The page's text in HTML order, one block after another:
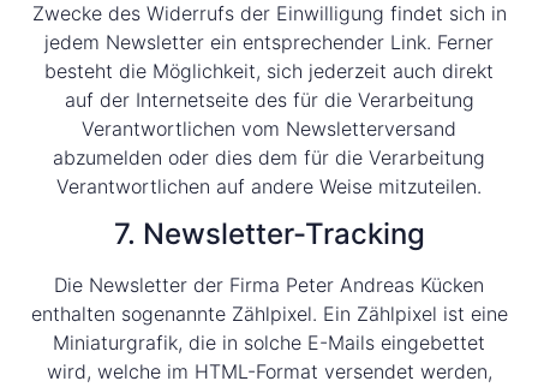
Zwecke des Widerrufs der Einwilligung findet sich in
jedem Newsletter ein entsprechender Link. Ferner
besteht die Möglichkeit, sich jederzeit auch direkt
auf der Internetseite des für die Verarbeitung
Verantwortlichen vom Newsletterversand
abzumelden oder dies dem für die Verarbeitung
Verantwortlichen auf andere Weise mitzuteilen.
7. Newsletter-Tracking
Die Newsletter der Firma Peter Andreas Kücken
enthalten sogenannte Zählpixel. Ein Zählpixel ist eine
Miniaturgrafik, die in solche E-Mails eingebettet
wird, welche im HTML-Format versendet werden,